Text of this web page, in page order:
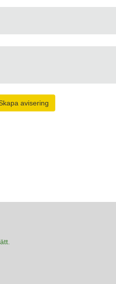
avisering